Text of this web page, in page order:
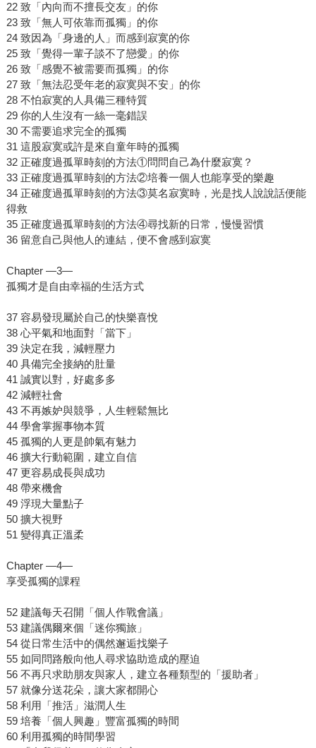
22 致「內向而不擅長交友」的你
23 致「無人可依靠而孤獨」的你
24 致因為「身邊的人」而感到寂寞的你
25 致「覺得一輩子談不了戀愛」的你
26 致「感覺不被需要而孤獨」的你
27 致「無法忍受年老的寂寞與不安」的你
28 不怕寂寞的人具備三種特質
29 你的人生沒有一絲一毫錯誤
30 不需要追求完全的孤獨
31 這股寂寞或許是來自童年時的孤獨
32 正確度過孤單時刻的方法①問問自己為什麼寂寞？
33 正確度過孤單時刻的方法②培養一個人也能享受的樂趣
34 正確度過孤單時刻的方法③莫名寂寞時，光是找人說說話便能
得救
35 正確度過孤單時刻的方法④尋找新的日常，慢慢習慣
36 留意自己與他人的連結，便不會感到寂寞
Chapter —3—
孤獨才是自由幸福的生活方式
37 容易發現屬於自己的快樂喜悅
38 心平氣和地面對「當下」
39 決定在我，減輕壓力
40 具備完全接納的肚量
41 誠實以對，好處多多
42 減輕社會
43 不再嫉妒與競爭，人生輕鬆無比
44 學會掌握事物本質
45 孤獨的人更是帥氣有魅力
46 擴大行動範圍，建立自信
47 更容易成長與成功
48 帶來機會
49 浮現大量點子
50 擴大視野
51 變得真正溫柔
Chapter —4—
享受孤獨的課程
52 建議每天召開「個人作戰會議」
53 建議偶爾來個「迷你獨旅」
54 從日常生活中的偶然邂逅找樂子
55 如同問路般向他人尋求協助造成的壓迫
56 不再只求助朋友與家人，建立各種類型的「援助者」
57 就像分送花朵，讓大家都開心
58 利用「推活」滋潤人生
59 培養「個人興趣」豐富孤獨的時間
60 利用孤獨的時間學習